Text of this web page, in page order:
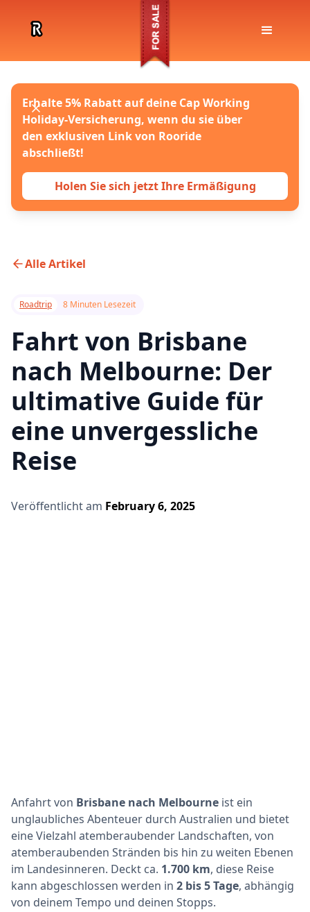
Erhalte 5% Rabatt auf deine Cap Working
Holiday-Versicherung, wenn du sie über
den exklusiven Link von Rooride
abschließt!
Holen Sie sich jetzt Ihre Ermäßigung
Alle Artikel
Roadtrip 8 Minuten Lesezeit
Fahrt von Brisbane
nach Melbourne: Der
ultimative Guide für
eine unvergessliche
Reise
Veröffentlicht am February 6, 2025
Anfahrt von Brisbane nach Melbourne ist ein
unglaubliches Abenteuer durch Australien und bietet
eine Vielzahl atemberaubender Landschaften, von
atemberaubenden Stränden bis hin zu weiten Ebenen
im Landesinneren. Deckt ca. 1.700 km, diese Reise
kann abgeschlossen werden in 2 bis 5 Tage, abhängig
von deinem Tempo und deinen Stopps.